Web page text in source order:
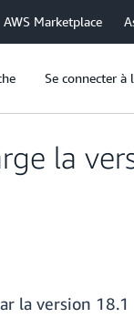
AWS Marketplace
Se connecter à
la
la version 18.1